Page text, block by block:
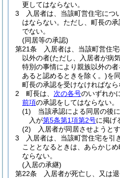
更してはならない。
3
入居者は、当該町営住宅につ
はならない。 ただし、町長の
でない。
(同居等の承認)
第21条
入居者は、当該町営住
以外の者(ただし、入居者が病
特別の事情により親族以外の
あると認めるときを除く。)を
町長の承認を受けなければなら
2
町長は、 次の各号のいずれか
前項の承認をしてはならない。
(1)
当該承認による同居の後
入が第5条第1項第2号に掲げ
(2)
入居者が同居させようと
3
入居者は、当該町営住宅を引
こととなるときは、あらかじ
ならない。
(入居の承継)
第22条
入居者が死亡し、又は